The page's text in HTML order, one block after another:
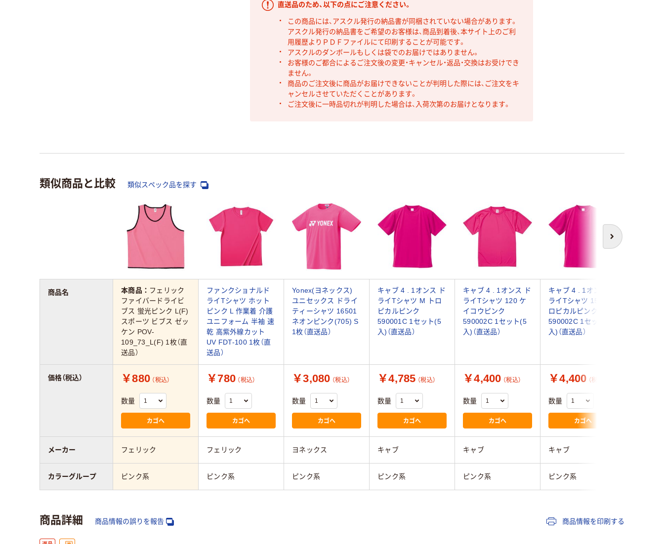
直送品のため、以下の点にご注意ください。
この商品には、アスクル発行の納品書が同梱されていない場合があります。
アスクル発行の納品書をご希望のお客様は、商品到着後、本サイト上のご利
用履歴よりＰＤＦファイルにて印刷することが可能です。
アスクルのダンボールもしくは袋でのお届けではありません。
お客様のご都合によるご注文後の変更・キャンセル・返品・交換はお受けでき
ません。
商品のご注文後に商品がお届けできないことが判明した際には、ご注文をキ
ャンセルさせていただくことがあります。
ご注文後に一時品切れが判明した場合は、入荷次第のお届けとなります。
類似商品と比較 類似スペック品を探す
次へ
本商品： フェリック
ファイバードライビ
ブス 蛍光ピンク L(F)
スポーツ ビブス ゼッ
ケン POV-
109_73_L(F) 1枚（直
送品）
ファンクショナルド
ライTシャツ ホット
ピンク L 作業着 介護
ユニフォーム 半袖 速
乾 高紫外線カット
UV FDT-100 1枚（直
送品）
Yonex(ヨネックス)
ユニセックス ドライ
ティーシャツ 16501
ネオンピンク(705) S
1枚（直送品）
キャブ 4 . 1オンス ド
ライTシャツ M トロ
ピカルピンク
590001C 1セット(5
入)（直送品）
キャブ 4 . 1オンス ド
ライTシャツ 120 ケ
イコウピンク
590002C 1セット(5
入)（直送品）
キャブ 4 . 1オンス ド
ライTシャツ 150 ト
ロピカルピンク
590002C 1セット(5
入)（直送品）
￥880 （税込）
数量
カゴへ
￥780 （税込）
数量
カゴへ
￥3,080 （税込）
数量
カゴへ
￥4,785 （税込）
数量
カゴへ
￥4,400 （税込）
数量
カゴへ
￥4,400 （税込）
数量
カゴへ
フェリック フェリック ヨネックス キャブ キャブ キャブ
ピンク系 ピンク系 ピンク系 ピンク系 ピンク系 ピンク系
商品名
価格（税込）
メーカー
カラーグループ
商品詳細 商品情報の誤りを報告 商品情報を印刷する